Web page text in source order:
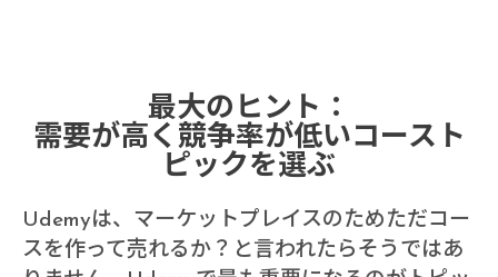
最大のヒント：
需要が高く競争率が低いコースト
ピックを選ぶ
Udemyは、マーケットプレイスのためただコー
スを作って売れるか？と言われたらそうではあ